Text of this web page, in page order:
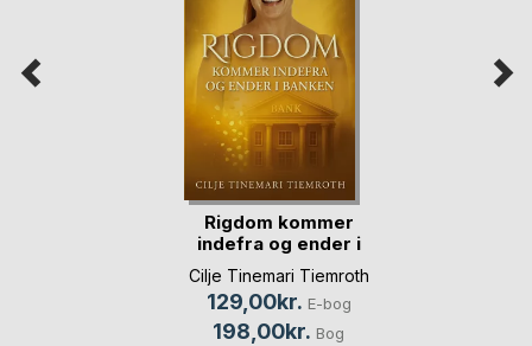
Rigdom kommer
indefra og ender i
banken
Cilje Tinemari Tiemroth
129,00kr. E-bog
198,00kr. Bog